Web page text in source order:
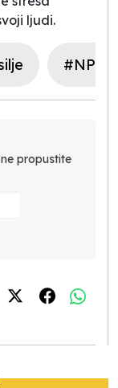
ljudi.
#NPP
propustite